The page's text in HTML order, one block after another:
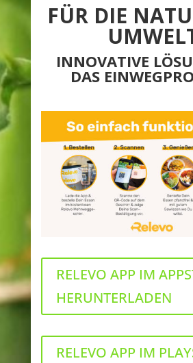
FÜR DIE
INNOVATIVE
DAS
RELEVO APP IM
HERUNTERLADEN
RELEVO APP IM